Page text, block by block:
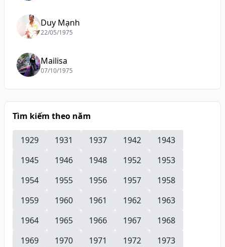
Duy Mạnh
22/05/1975
Mailisa
07/10/1975
Tìm kiếm theo năm
1929 1931 1937 1942
1943
1945
1946 1948 1952
1953
1954
1955 1956 1957
1958
1959
1960 1961 1962
1963
1964
1965 1966 1967
1968
1969
1970 1971 1972
1973